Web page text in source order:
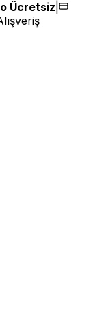
Ücretsiz